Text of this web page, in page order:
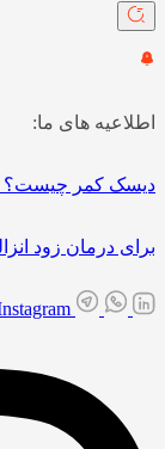
اطلاعیه های ما:
دیسک کمر چیست؟
برای درمان زود